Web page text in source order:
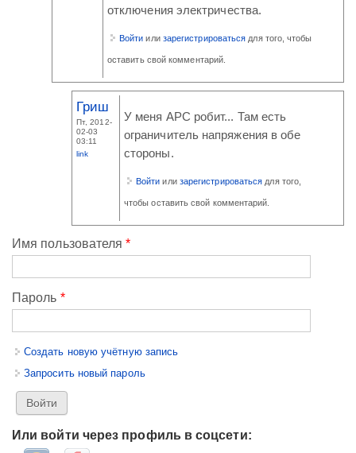
отключения электричества.
Войти или зарегистрироваться для того, чтобы
оставить свой комментарий.
Гриш
Пт, 2012-
02-03
03:11
link
У меня APC робит... Там есть
ограничитель напряжения в обе
стороны.
Войти или зарегистрироваться для того,
чтобы оставить свой комментарий.
Имя пользователя*
Пароль *
Создать новую учётную запись
Запросить новый пароль
Или войти через профиль в соцсети: